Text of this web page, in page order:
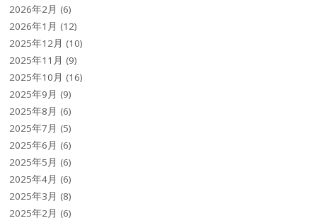
2026年2月 (6)
2026年1月 (12)
2025年12月 (10)
2025年11月 (9)
2025年10月 (16)
2025年9月 (9)
2025年8月 (6)
2025年7月 (5)
2025年6月 (6)
2025年5月 (6)
2025年4月 (6)
2025年3月 (8)
2025年2月 (6)